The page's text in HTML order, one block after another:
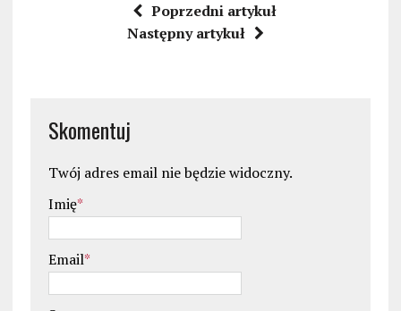
Poprzedni artykuł
Następny artykuł
Skomentuj
Twój adres email nie będzie widoczny.
Imię*
Email*